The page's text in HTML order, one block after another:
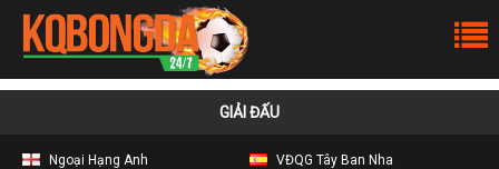
GIẢI ĐẤU
Ngoại Hạng Anh
VĐQG Tây Ban Nha